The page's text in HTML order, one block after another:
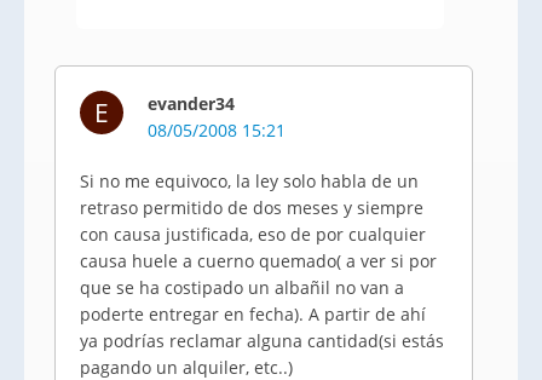
E
evander34
08/05/2008 15:21
Si no me equivoco, la ley solo habla de un
retraso permitido de dos meses y siempre
con causa justificada, eso de por cualquier
causa huele a cuerno quemado( a ver si por
que se ha costipado un albañil no van a
poderte entregar en fecha). A partir de ahí
ya podrías reclamar alguna cantidad(si estás
pagando un alquiler, etc..)